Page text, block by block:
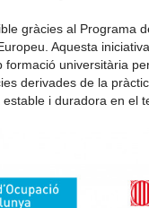
gràcies al Programa
Aquesta
formació universitària
derivades de la
i duradora en el